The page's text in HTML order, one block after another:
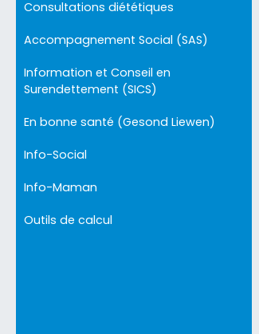
Consultations diététiques
Accompagnement Social (SAS)
Information et Conseil en
Surendettement (SICS)
En bonne santé (Gesond Liewen)
Info-Social
Info-Maman
Outils de calcul